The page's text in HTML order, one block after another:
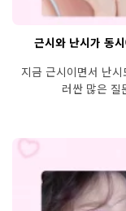
근시와 난시가 동
지금 근시이면서 난
러싼 많은